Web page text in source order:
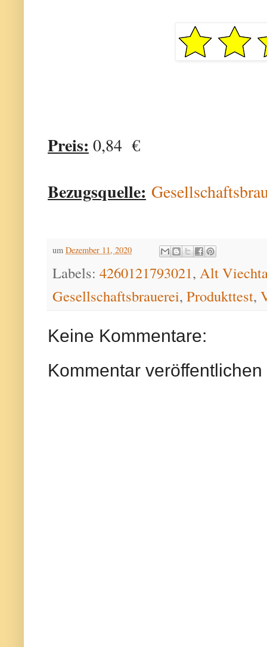
Preis: 0,84 €
Bezugsquelle:
um Dezember 11, 2020
Labels: 4260121793021, Alt
Gesellschaftsbrauerei, Produkttest,
Keine Kommentare:
Kommentar veröffentlichen